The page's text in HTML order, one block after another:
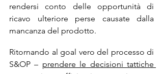
rendersi conto delle opportunità di
ricavo ulteriore perse causate dalla
mancanza del prodotto.
Ritornando al goal vero del processo di
S&OP – prendere le decisioni tattiche